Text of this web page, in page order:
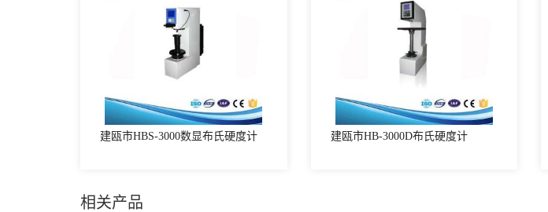
建瓯市HBS-3000数显布氏硬度计 建瓯市HB-3000D布氏硬度计
相关产品